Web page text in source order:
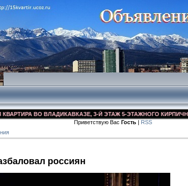
ВО ВЛАДИКАВКАЗЕ, 3-Й ЭТАЖ 5-ЭТАЖНОГО
Приветствую Вас Гость | RSS
россиян